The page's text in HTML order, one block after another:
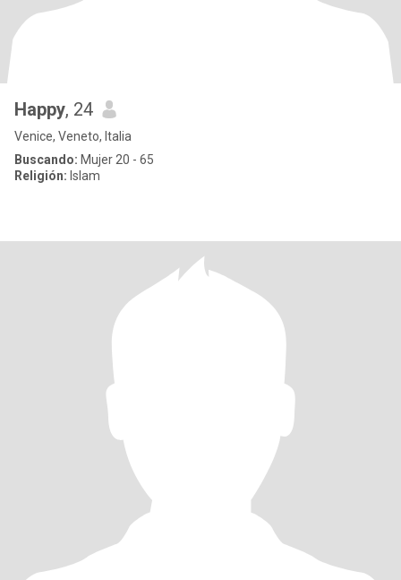
Happy, 24
Venice, Veneto, Italia
Buscando: Mujer 20 - 65
Religión: Islam